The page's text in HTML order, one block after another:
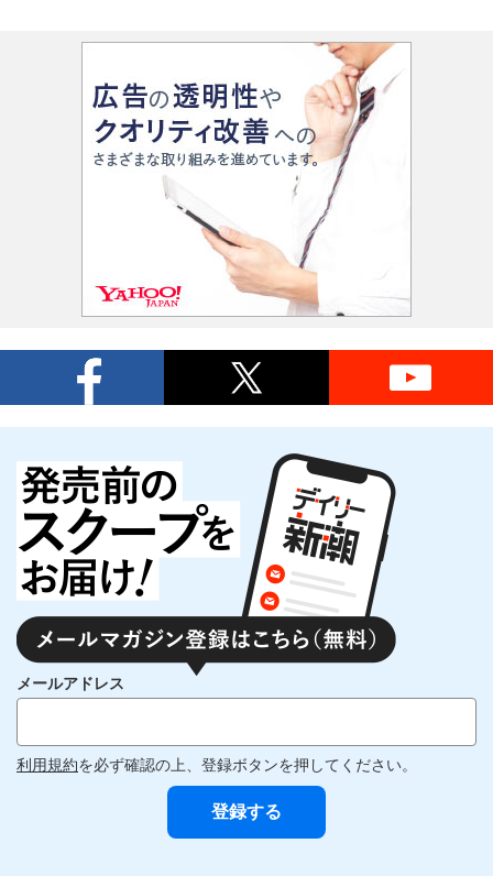
メールアドレス
利用規約を必ず確認の上、登録ボタンを押してください。